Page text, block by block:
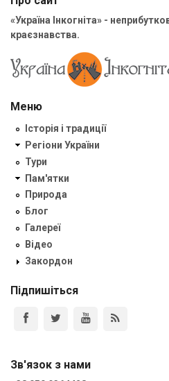
«Україна Інкогніта» -
краєзнавства.
Меню
Історія і традиції
Регіони України
Тури
Пам'ятки
Природа
Блог
Галереї
Відео
Закордон
Підпишіться
Зв'язок з нами